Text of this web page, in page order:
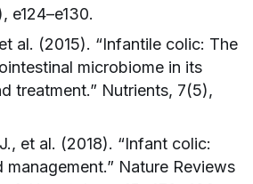
e124–e130.
al. (2015). “Infantile colic: The
microbiome in its
treatment.” Nutrients, 7(5),
et al. (2018). “Infant colic:
management.” Nature Reviews